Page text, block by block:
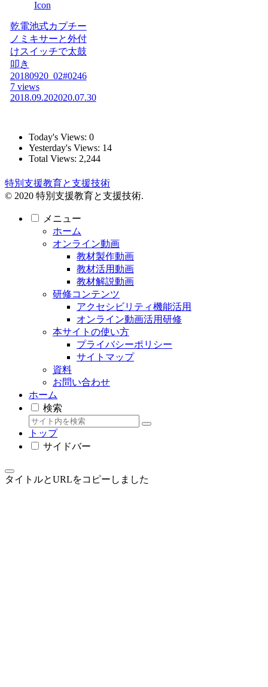
乾電池式カプチー
ノミキサーと外付
けスイッチで太鼓
叩き
20180920_02#0246
7 views
2018.09.202020.07.30
Today's Views: 0
Yesterday's Views: 14
Total Views: 2,244
特別支援教育と支援技術
© 2020 特別支援教育と支援技術.
メニュー
ホーム
オンライン動画
教材製作動画
教材活用動画
教材解説動画
研修コンテンツ
アクセシビリティ機能活用
オンライン動画活用研修
本サイトの使い方
プライバシーポリシー
サイトマップ
資料
お問い合わせ
ホーム
検索
トップ
サイドバー
タイトルとURLをコピーしました